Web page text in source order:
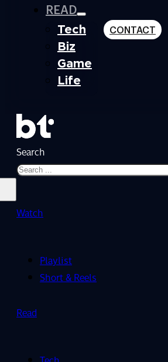
READ
Tech
Biz
Game
Life
CONTACT
Search
Watch
Playlist
Short & Reels
Read